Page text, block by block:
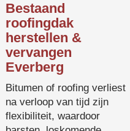
Bestaand
roofingdak
herstellen &
vervangen
Everberg
Bitumen of roofing verliest
na verloop van tijd zijn
flexibiliteit, waardoor